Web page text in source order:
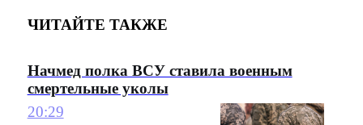
ЧИТАЙТЕ ТАКЖЕ
Начмед полка ВСУ ставила военным
смертельные уколы
20:29